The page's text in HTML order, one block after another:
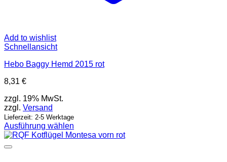
Add to wishlist
Schnellansicht
Hebo Baggy Hemd 2015 rot
8,31 €
zzgl. 19% MwSt.
zzgl. Versand
Lieferzeit: 2-5 Werktage
Ausführung wählen
Dieses
Produkt